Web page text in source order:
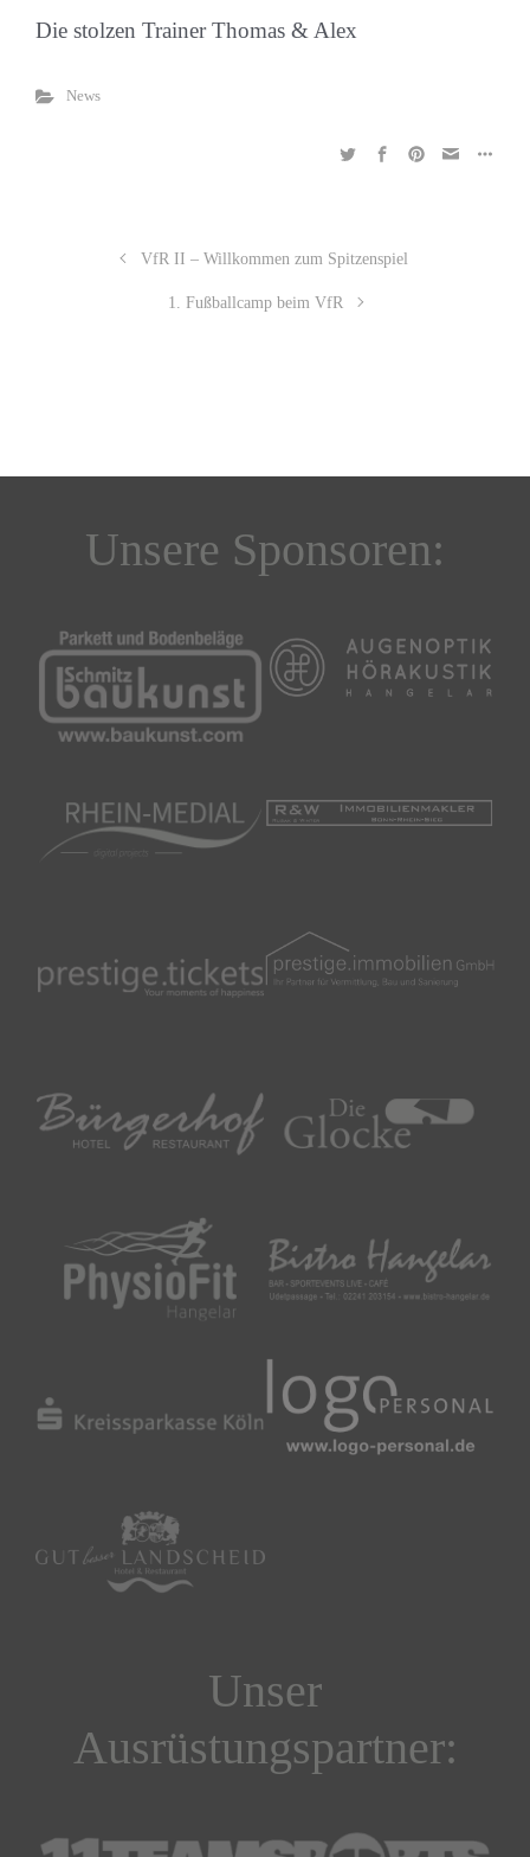
Die stolzen Trainer Thomas & Alex
News
VfR II – Willkommen zum Spitzenspiel
1. Fußballcamp beim VfR
Unsere Sponsoren:
Unser
Ausrüstungspartner: